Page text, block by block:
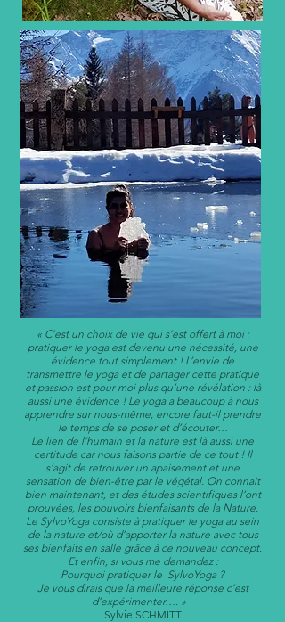
« C’est un choix de vie qui s’est offert à moi :
pratiquer le yoga est devenu une nécessité, une
évidence tout simplement ! L’envie de
transmettre le yoga et de partager cette pratique
et passion est pour moi plus qu’une révélation : là
aussi une évidence ! Le yoga a beaucoup à nous
apprendre sur nous-même, encore faut-il prendre
le temps de se poser et d’écouter…
Le lien de l’humain et la nature est là aussi une
certitude car nous faisons partie de ce tout ! Il
s’agit de retrouver un apaisement et une
sensation de bien-être par le végétal. On connait
bien maintenant, et des études scientifiques l’ont
prouvées, les pouvoirs bienfaisants de la Nature.
Le SylvoYoga consiste à pratiquer le yoga au sein
de la nature et/où d’apporter la nature avec tous
ses bienfaits en salle grâce à ce nouveau concept.
Et enfin, si vous me demandez :
Pourquoi pratiquer le SylvoYoga ?
Je vous dirais que la meilleure réponse c’est
d’expérimenter…. »
Sylvie SCHMITT